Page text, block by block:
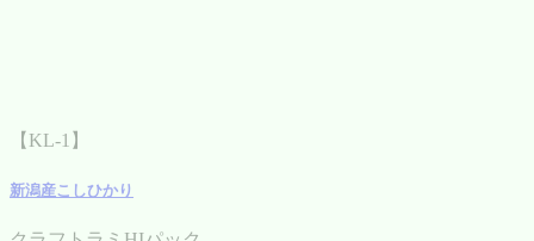
【KL-1】
新潟産こしひかり